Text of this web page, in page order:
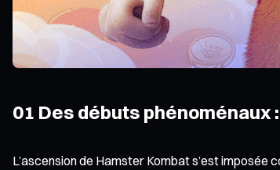
01 Des débuts
L’ascension de Hamster Kombat s’est imposée